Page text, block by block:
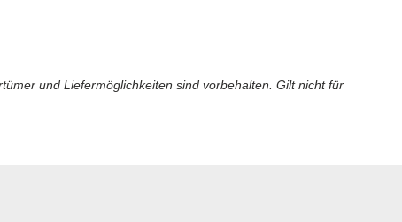
und Liefermöglichkeiten sind vorbehalten. Gilt nicht für